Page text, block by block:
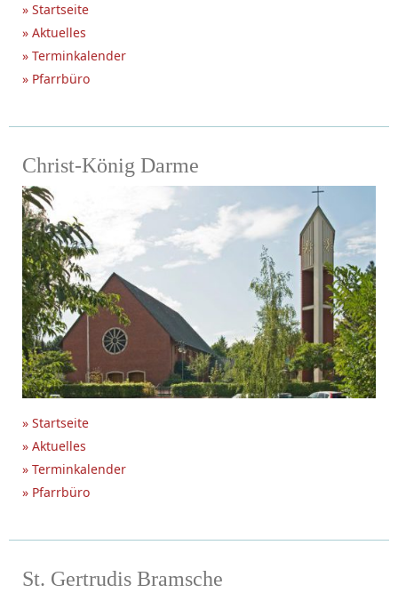
» Startseite
» Aktuelles
» Terminkalender
» Pfarrbüro
Christ-König Darme
» Startseite
» Aktuelles
» Terminkalender
» Pfarrbüro
St. Gertrudis Bramsche